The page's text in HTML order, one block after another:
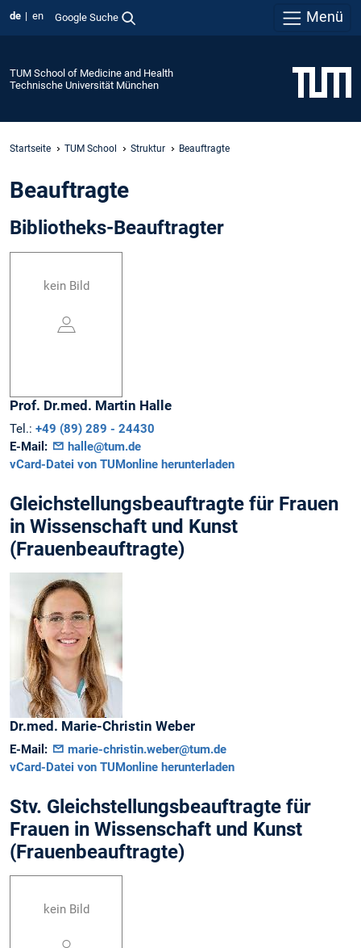
de en Google Suche Menü
TUM School of Medicine and Health
Technische Universität München
Startseite TUM School Struktur Beauftragte
Beauftragte
Bibliotheks-Beauftragter
kein Bild
Prof. Dr.med. Martin Halle
Tel.: +49 (89) 289 - 24430
E-Mail:
halle@tum.de
vCard-Datei von TUMonline herunterladen
Gleichstellungsbeauftragte für Frauen
in Wissenschaft und Kunst
(Frauenbeauftragte)
Dr.med. Marie-Christin Weber
E-Mail:
marie-christin.weber@tum.de
vCard-Datei von TUMonline herunterladen
Stv. Gleichstellungsbeauftragte für
Frauen in Wissenschaft und Kunst
(Frauenbeauftragte)
kein Bild